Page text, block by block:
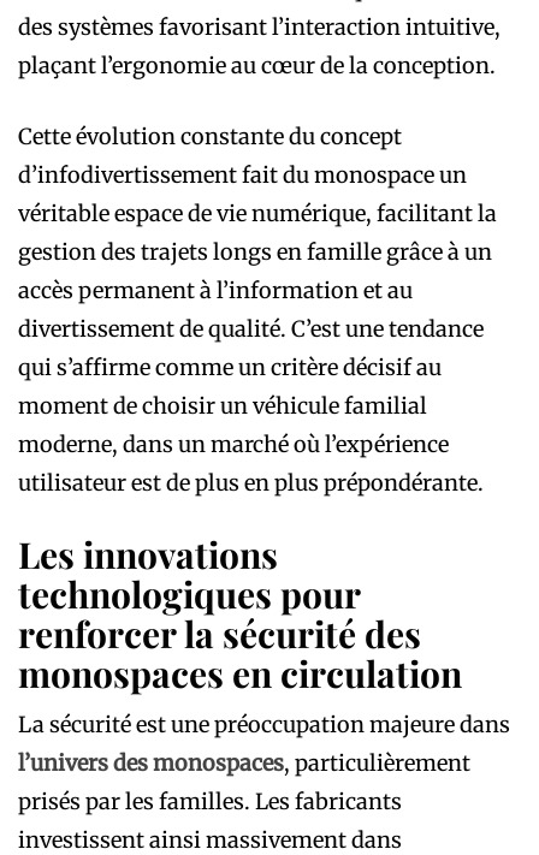
des systèmes favorisant l’interaction intuitive,
plaçant l’ergonomie au cœur de la conception.
Cette évolution constante du concept
d’infodivertissement fait du monospace un
véritable espace de vie numérique, facilitant la
gestion des trajets longs en famille grâce à un
accès permanent à l’information et au
divertissement de qualité. C’est une tendance
qui s’affirme comme un critère décisif au
moment de choisir un véhicule familial
moderne, dans un marché où l’expérience
utilisateur est de plus en plus prépondérante.
Les innovations
technologiques pour
renforcer la sécurité des
monospaces en circulation
La sécurité est une préoccupation majeure dans
l’univers des monospaces, particulièrement
prisés par les familles. Les fabricants
investissent ainsi massivement dans